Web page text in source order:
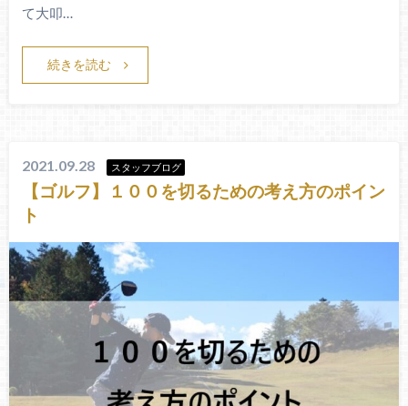
て大叩…
続きを読む
2021.09.28 スタッフブログ
【ゴルフ】１００を切るための考え方のポイン
ト